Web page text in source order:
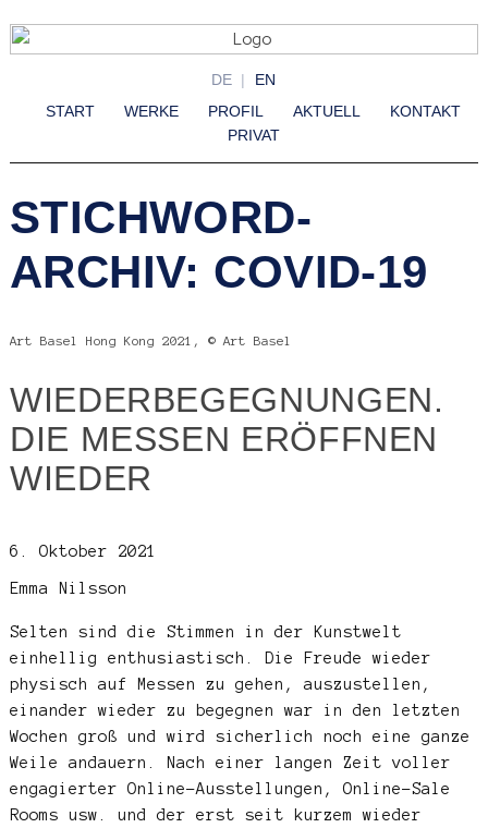
DE
EN
START
WERKE PROFIL AKTUELL
KONTAKT
PRIVAT
STICHWORD-
ARCHIV: COVID-19
Art Basel Hong Kong 2021, © Art Basel
WIEDERBEGEGNUNGEN.
DIE MESSEN ERÖFFNEN
WIEDER
6. Oktober 2021
Emma Nilsson
Selten sind die Stimmen in der Kunstwelt
einhellig enthusiastisch. Die Freude wieder
physisch auf Messen zu gehen, auszustellen,
einander wieder zu begegnen war in den letzten
Wochen groß und wird sicherlich noch eine ganze
Weile andauern. Nach einer langen Zeit voller
engagierter Online-Ausstellungen, Online-Sale
Rooms usw. und der erst seit kurzem wieder